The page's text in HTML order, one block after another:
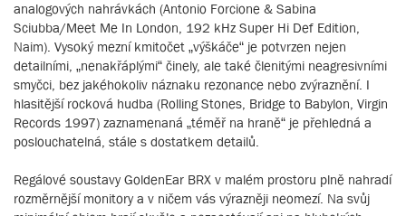
analogových nahrávkách (Antonio Forcione & Sabina
Sciubba/Meet Me In London, 192 kHz Super Hi Def Edition,
Naim). Vysoký mezní kmitočet „výškáče“ je potvrzen nejen
detailními, „nenakřáplými“ činely, ale také členitými neagresivními
smyčci, bez jakéhokoliv náznaku rezonance nebo zvýraznění. I
hlasitější rocková hudba (Rolling Stones, Bridge to Babylon, Virgin
Records 1997) zaznamenaná „téměř na hraně“ je přehledná a
poslouchatelná, stále s dostatkem detailů.
Regálové soustavy GoldenEar BRX v malém prostoru plně nahradí
rozměrnější monitory a v ničem vás výrazněji neomezí. Na svůj